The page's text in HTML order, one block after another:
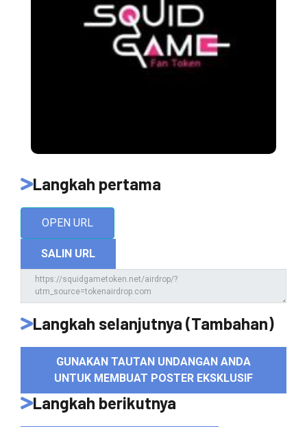
Langkah pertama
OPEN URL
SALIN URL
Langkah selanjutnya (Tambahan)
GUNAKAN TAUTAN UNDANGAN ANDA
UNTUK MEMBUAT POSTER EKSKLUSIF
Langkah berikutnya